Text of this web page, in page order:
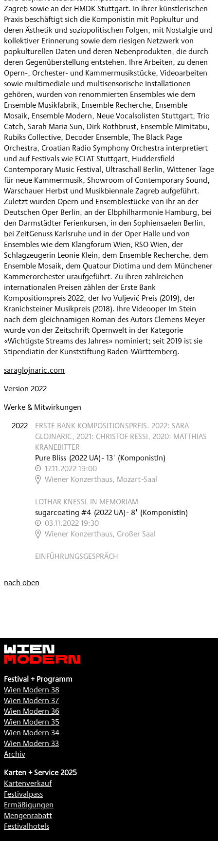
Zagreb sowie an der HMDK Stuttgart. In ihrer künstlerischen
Praxis beschäftigt sich die Komponistin mit Popkultur und
deren Ästhetik und soziopolitischen Folgen, mit Nostalgie und
kollektiver Erinnerung sowie dem riesigen Netzwerk von
popkulturellen Daten und deren Nebenprodukten, die durch
deren Gegenüberstellung entstehen. Ihre Arbeiten, zu denen
Opern-, Orchester- und Kammermusikstücke, Videoarbeiten
sowie multimediale und multisensorische Installationen
gehören, wurden von renommierten Ensembles wie dem
Ensemble Musikfabrik, Ensemble Recherche, Ensemble
Mosaik, Ensemble Modern, Neue Vocalsolisten Stuttgart, Trio
Catch, Sarah Maria Sun, Dirk Rothbrust, Ensemble Mimitabu,
Rubiks Collective, Decoder Ensemble, The Black Page
Orchestra, Croatian Radio Symphony Orchestra interpretiert
und auf Festivals wie ECLAT Stuttgart, Huddersfield
Contemporary Music Festival, Ultraschall Berlin, Wittener Tage
für neue Kammermusik, Showroom of Contemporary Sound,
Warschauer Herbst und Musikbiennale Zagreb aufgeführt.
Zuletzt wurden Opern und Ensemblestücke von ihr an der
Deutschen Oper Berlin, an der Elbphilharmonie Hamburg, bei
den Darmstädter Ferienkursen, in den Sophiensaelen Berlin,
bei ZeitGenuss Karlsruhe und in der Oper Halle und von
Ensembles wie dem Klangforum Wien, RSO Wien, der
Schlagzeugerin Leonie Klein, dem Ensemble Recherche, dem
Ensemble Mosaik, dem Quatour Diotima und dem Münchener
Kammerorchester uraufgeführt. Zu ihren zahlreichen
internationalen Preisen zählen der Erste Bank
Kompositionspreis 2022, der Ivo Vuljević Preis (2019), der
Kranichsteiner Musikpreis (2018). Ihre Videooper Im Stein
nach dem gleichnamigen Roman des Autors Clemens Meyer
wurde von der Zeitschrift Opernwelt in der Kategorie
«Wichtigste Streams des Jahres» nominiert; seit 2019 ist sie
Stipendiatin der Kunststiftung Baden-Württemberg.
saraglojnaric.com
Version 2022
Werke & Mitwirkungen
2022
ERSTE BANK KOMPOSITIONSPREIS. 2022: SARA
GLOJNARIC, 2021: CHRISTOF RESSI, 2020: MATTHIAS
KRANEBITTER
Pure Bliss (2022 UA)- 13' (KomponistIn)
17.11.2022 19:00
,
Wiener Konzerthaus, Mozart-Saal
LOTHAR KNESSL IN MEMORIAM
sugarcoating #4 (2022 UA)- 8' (KomponistIn)
03.11.2022 19:30
,
Wiener Konzerthaus, Großer Saal
EINFÜHRUNGSGESPRÄCH
nach oben
Wien
Modern
Festival + Programm
Wien Modern 38
Wien Modern 37
Wien Modern 36
Wien Modern 35
Wien Modern 34
Wien Modern 33
Archiv
Karten + Service 2025
Kartenverkauf
Festivalpass
Ermäßigungen
Mengenrabatt
Festivalhotels